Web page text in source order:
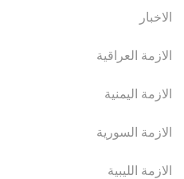
الاخبار
الازمة العراقية
الازمة اليمنية
الازمة السورية
الازمة الليبية